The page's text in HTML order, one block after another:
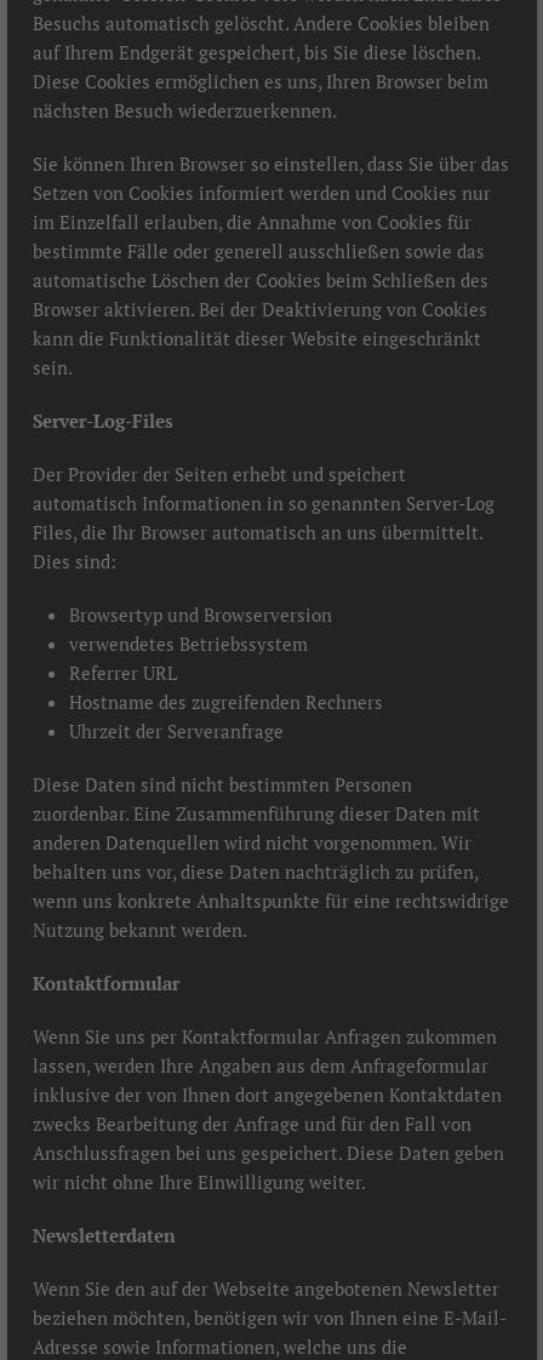
Besuchs automatisch gelöscht. Andere Cookies bleiben
auf Ihrem Endgerät gespeichert, bis Sie diese löschen.
Diese Cookies ermöglichen es uns, Ihren Browser beim
nächsten Besuch wiederzuerkennen.
Sie können Ihren Browser so einstellen, dass Sie über das
Setzen von Cookies informiert werden und Cookies nur
im Einzelfall erlauben, die Annahme von Cookies für
bestimmte Fälle oder generell ausschließen sowie das
automatische Löschen der Cookies beim Schließen des
Browser aktivieren. Bei der Deaktivierung von Cookies
kann die Funktionalität dieser Website eingeschränkt
sein.
Server-Log-Files
Der Provider der Seiten erhebt und speichert
automatisch Informationen in so genannten Server-Log
Files, die Ihr Browser automatisch an uns übermittelt.
Dies sind:
Browsertyp und Browserversion
verwendetes Betriebssystem
Referrer URL
Hostname des zugreifenden Rechners
Uhrzeit der Serveranfrage
Diese Daten sind nicht bestimmten Personen
zuordenbar. Eine Zusammenführung dieser Daten mit
anderen Datenquellen wird nicht vorgenommen. Wir
behalten uns vor, diese Daten nachträglich zu prüfen,
wenn uns konkrete Anhaltspunkte für eine rechtswidrige
Nutzung bekannt werden.
Kontaktformular
Wenn Sie uns per Kontaktformular Anfragen zukommen
lassen, werden Ihre Angaben aus dem Anfrageformular
inklusive der von Ihnen dort angegebenen Kontaktdaten
zwecks Bearbeitung der Anfrage und für den Fall von
Anschlussfragen bei uns gespeichert. Diese Daten geben
wir nicht ohne Ihre Einwilligung weiter.
Newsletterdaten
Wenn Sie den auf der Webseite angebotenen Newsletter
beziehen möchten, benötigen wir von Ihnen eine E-Mail-
Adresse sowie Informationen, welche uns die